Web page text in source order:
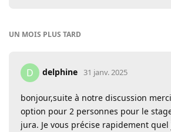
UN MOIS PLUS TARD
D delphine 31 janv. 2025
bonjour,suite à notre discussion
option pour 2 personnes pour le
jura. Je vous précise rapidement